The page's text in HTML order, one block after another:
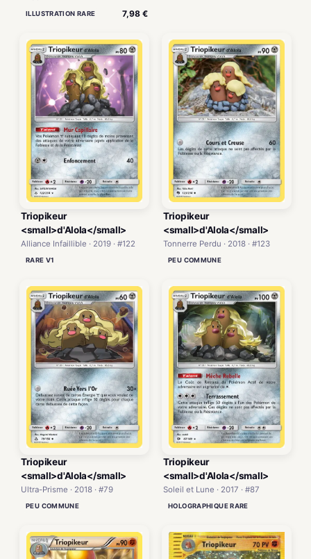
ILLUSTRATION RARE 7,98 €
Triopikeur
<small>d'Alola</small>
Alliance Infaillible · 2019 · #122
RARE V1
Triopikeur
<small>d'Alola</small>
Tonnerre Perdu · 2018 · #123
PEU COMMUNE
Triopikeur
<small>d'Alola</small>
Ultra-Prisme · 2018 · #79
PEU COMMUNE
Triopikeur
<small>d'Alola</small>
Soleil et Lune · 2017 · #87
HOLOGRAPHIQUE RARE